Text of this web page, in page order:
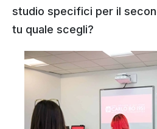
studio specifici per il
tu quale scegli?